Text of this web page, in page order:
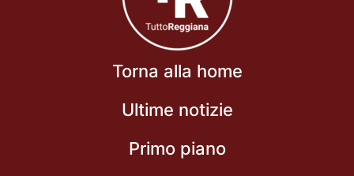
Torna alla home
Ultime notizie
Primo piano